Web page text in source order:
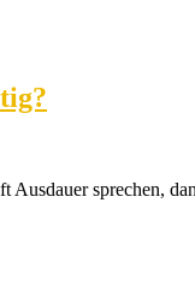
Ausdauer sprechen,